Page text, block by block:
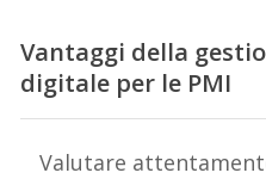
Vantaggi della
digitale per le PMI
Valutare